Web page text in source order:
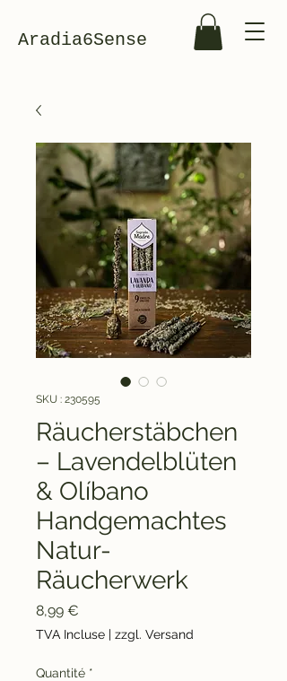
Aradia6Sense
SKU : 230595
Räucherstäbchen
– Lavendelblüten
& Olíbano
Handgemachtes
Natur-
Räucherwerk
8,99 €
TVA Incluse | zzgl. Versand
Quantité *